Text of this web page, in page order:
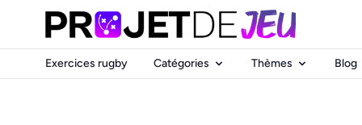
Exercices rugby Catégories Thèmes Blog